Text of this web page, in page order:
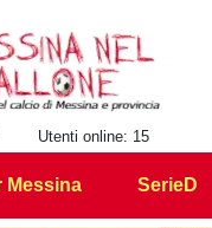
Utenti online: 15
Messina SerieD